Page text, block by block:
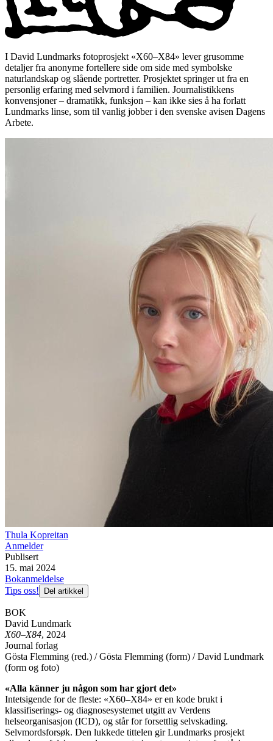
I David Lundmarks fotoprosjekt «X60–X84» lever grusomme
detaljer fra anonyme fortellere side om side med symbolske
naturlandskap og slående portretter. Prosjektet springer ut fra en
personlig erfaring med selvmord i familien. Journalistikkens
konvensjoner – dramatikk, funksjon – kan ikke sies å ha forlatt
Lundmarks linse, som til vanlig jobber i den svenske avisen Dagens
Arbete.
Thula Kopreitan
Anmelder
Publisert
15. mai 2024
Bokanmeldelse
Tips oss!
Del artikkel
BOK
David Lundmark
X60–X84, 2024
Journal forlag
Gösta Flemming (red.) / Gösta Flemming (form) / David Lundmark
(form og foto)
«Alla känner ju någon som har gjort det»
Intetsigende for de fleste: «X60–X84» er en kode brukt i
klassifiserings- og diagnosesystemet utgitt av Verdens
helseorganisasjon (ICD), og står for forsettlig selvskading.
Selvmordsforsøk. Den lukkede tittelen gir Lundmarks prosjekt